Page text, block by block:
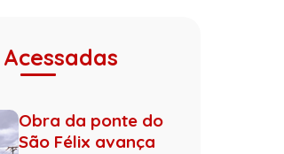
Obra da ponte do
São Félix avança